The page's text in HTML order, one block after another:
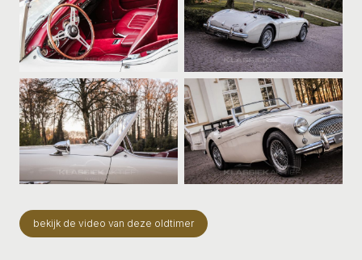
bekijk de video van deze oldtimer